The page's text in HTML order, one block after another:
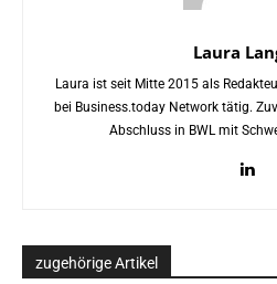
Laura
Laura ist seit Mitte 2015 als
bei Business.today Network tätig.
Abschluss in BWL mit
zugehörige Artikel